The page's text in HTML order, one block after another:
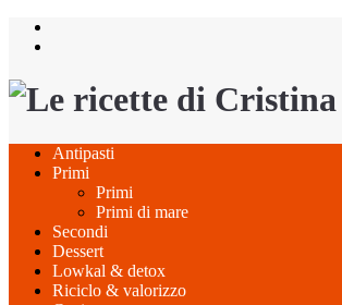
Salta
Antipasti
Primi
Primi
Primi di mare
Secondi
Dessert
Lowkal & detox
Riciclo & valorizzo